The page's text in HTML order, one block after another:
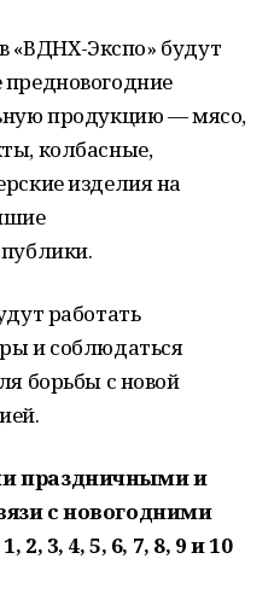
«ВДНХ-Экспо» будут
продукцию — мясо,
колбасные,
изделия на
работать
и соблюдаться
борьбы с новой
праздничными и
с новогодними
3, 4, 5, 6, 7, 8, 9 и 10